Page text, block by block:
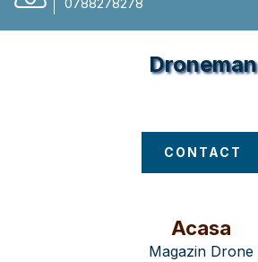
Droneman
CONTACT
Acasa
Magazin Drone